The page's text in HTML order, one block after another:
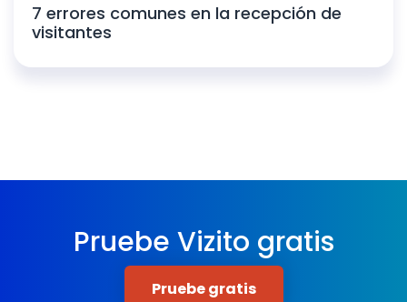
7 errores comunes en la recepción de
visitantes
Pruebe Vizito gratis
Pruebe gratis